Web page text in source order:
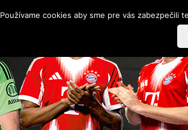
Používame cookies aby sme pre vás zabezpečili